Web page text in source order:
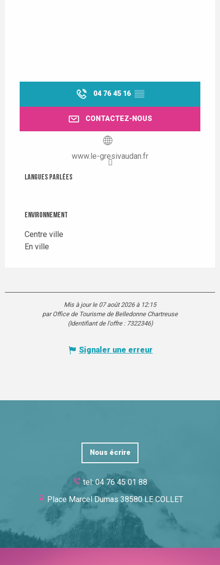
04 76 45 16 ▒▒
CONTACTEZ-NOUS
www.le-gresivaudan.fr
Langues parlées
Langues parlées
Environnement
Environnement
Centre ville
En ville
Mis à jour le 07 août 2026 à 12:15
par Office de Tourisme de Belledonne Chartreuse
(Identifiant de l'offre : 7322346)
Signaler une erreur
Nous écrire
tel: 04 76 45 01 88
Place Marcel Dumas 38580 LE COLLET